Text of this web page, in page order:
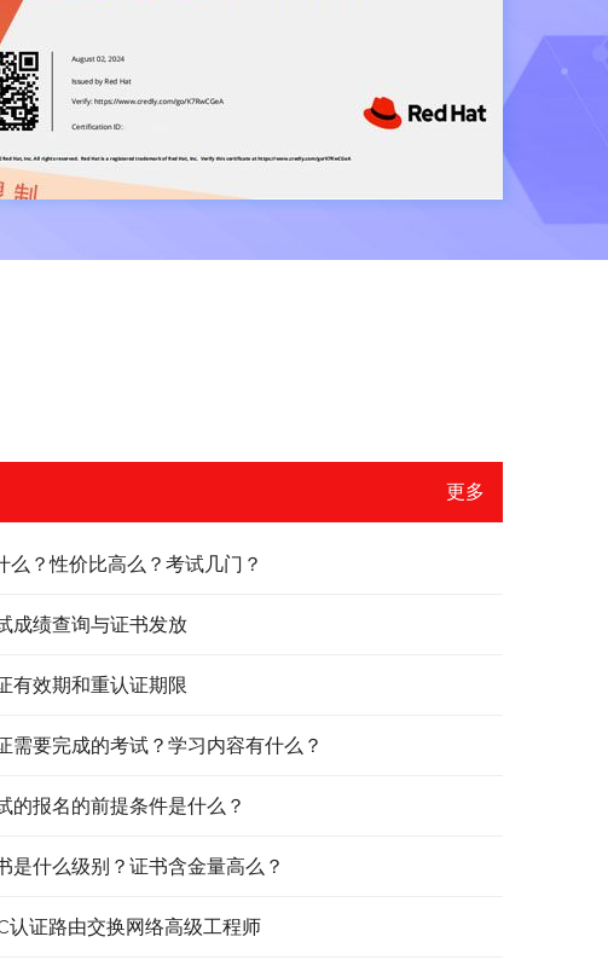
更多
么？性价比高么？考试几门？
成绩查询与证书发放
有效期和重认证期限
需要完成的考试？学习内容有什么？
的报名的前提条件是什么？
是什么级别？证书含金量高么？
认证路由交换网络高级工程师